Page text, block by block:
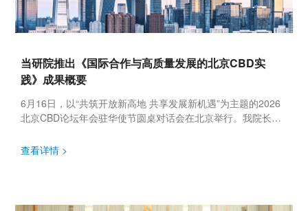
当研院推出《国际合作与高质量发展的北京CBD实
践》成果概要
6月16日，以“共筑开放新高地 共享发展新机遇”为主题的2026
北京CBD论坛年会驻华使节圆桌对话会在北京举行。我院长略
发展...
查看详情 >